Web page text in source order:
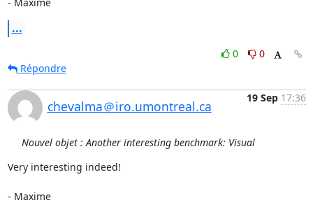
...
0
0
Répondre
chevalma＠iro.umontreal.ca
19 Sep 17:36
Nouvel objet : Another interesting benchmark: Visual
Very interesting indeed!
- Maxime